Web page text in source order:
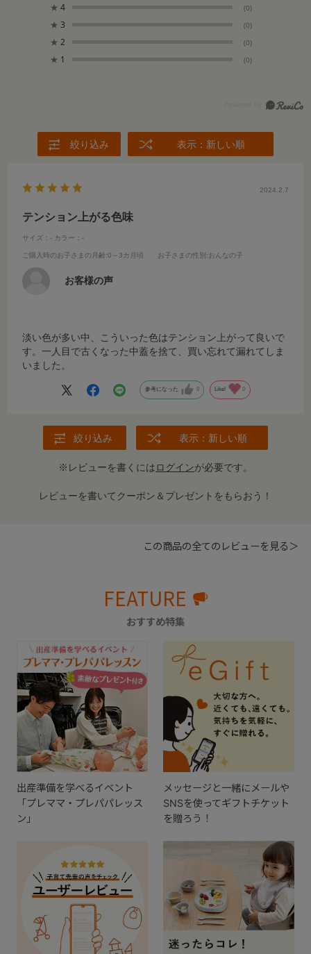
★ 4 (0)
★ 3 (0)
★ 2 (0)
★ 1 (0)
絞り込み 表示：新しい順
2024.2.7
テンション上がる色味
サイズ：- カラー：-
ご購入時のお子さまの月齢:0～3カ月頃 お子さまの性別 :おんなの子
お客様の声
淡い色が多い中、こういった色はテンション上がって良いで
す。一人目で古くなった中蓋を捨て、買い忘れて漏れてしま
いました。
参考になった 0 Like! 0
絞り込み 表示：新しい順
※レビューを書くにはログインが必要です。
レビューを書いてクーポン＆プレゼントをもらおう！
この商品の全てのレビューを見る＞
FEATURE
おすすめ特集
出産準備を学べるイベント
「プレママ・プレパパレッス
ン」
メッセージと一緒にメールや
SNSを使ってギフトチケット
を贈ろう！